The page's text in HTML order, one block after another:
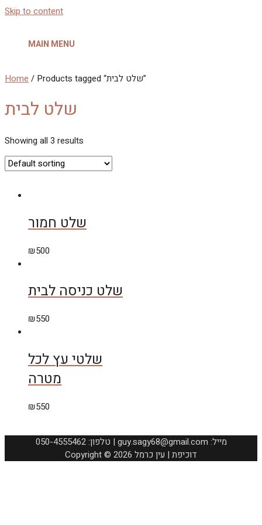
Skip to content
MAIN MENU
Home / Products tagged “שלט לבית”
שלט לבית
Showing all 3 results
שלט חמור
₪500
שלט כניסה לבית
₪550
שלטי עץ לכל
מטרה
₪550
050-4555462 :טלפון | guy.sagy68@gmail.com :מייל
Copyright © 2026 דוכיפת | עין כרמל